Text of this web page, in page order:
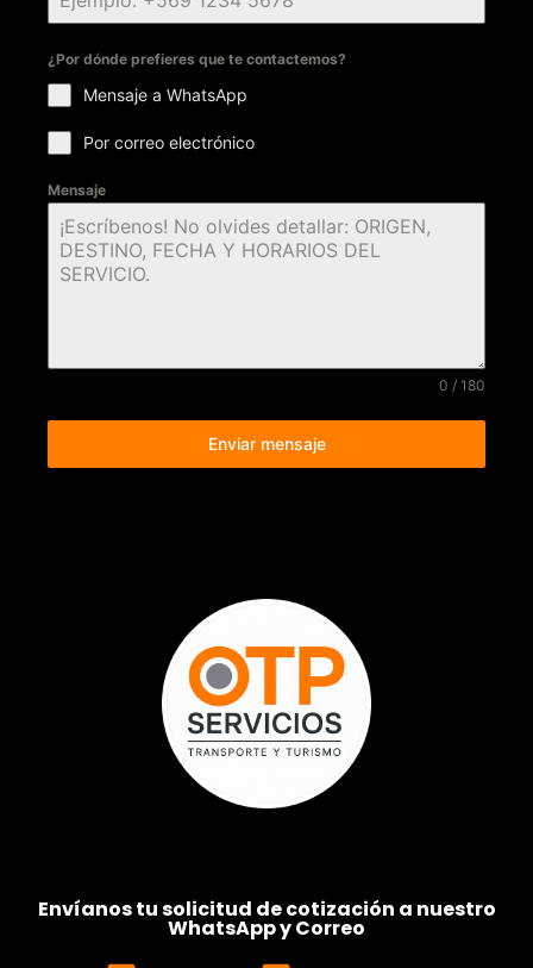
¿Por dónde prefieres que te contactemos?
Mensaje a WhatsApp
Por correo electrónico
Mensaje
0 / 180
Enviar mensaje
Envíanos tu solicitud de cotización a nuestro
WhatsApp y Correo